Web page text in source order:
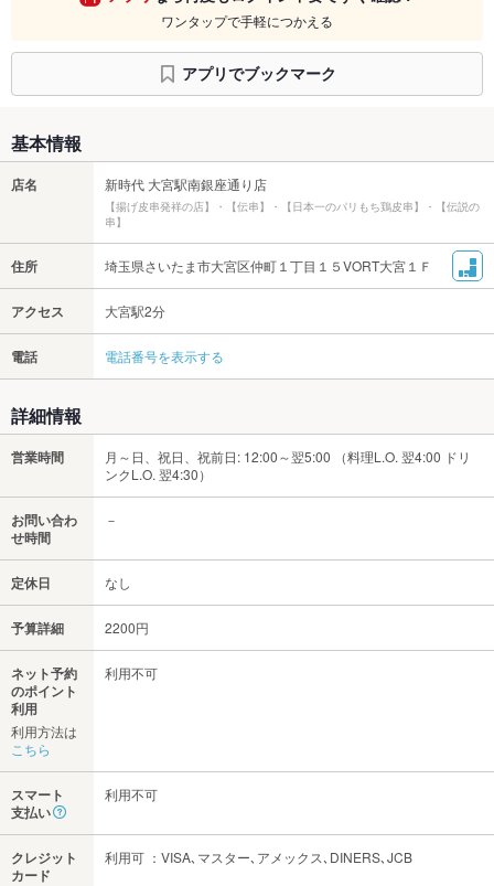
ワンタップで手軽につかえる
アプリでブックマーク
基本情報
店名 新時代 大宮駅南銀座通り店
【揚げ皮串発祥の店】・【伝串】・【日本一のパリもち鶏皮串】・【伝説の
串】
住所 埼玉県さいたま市大宮区仲町１丁目１５VORT大宮１Ｆ
アクセス 大宮駅2分
電話 電話番号を表示する
詳細情報
営業時間
月～日、祝日、祝前日: 12:00～翌5:00 （料理L.O. 翌4:00 ドリ
ンクL.O. 翌4:30）
お問い合わ
せ時間
－
定休日 なし
予算詳細 2200円
ネット予約
のポイント
利用
利用方法は
こちら
利用不可
スマート
支払い
利用不可
クレジット
カード
利用可 ：VISA､マスター､アメックス､DINERS､JCB